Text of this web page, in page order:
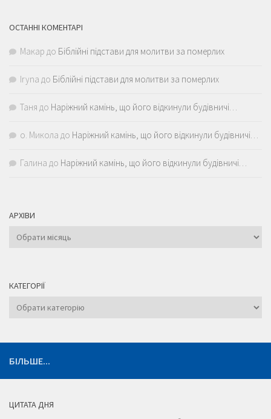
ОСТАННІ КОМЕНТАРІ
Макар до Біблійні підстави для молитви за померлих
Iryna до Біблійні підстави для молитви за померлих
Таня до Наріжний камінь, що його відкинули будівничі…
о. Микола до Наріжний камінь, що його відкинули будівничі…
Галина до Наріжний камінь, що його відкинули будівничі…
АРХІВИ
Архіви
КАТЕГОРІЇ
Категорії
БІЛЬШЕ...
ЦИТАТА ДНЯ